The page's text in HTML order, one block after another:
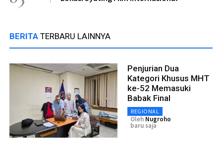
BERITA TERBARU LAINNYA
Penjurian Dua
Kategori Khusus MHT
ke-52 Memasuki
Babak Final
REGIONAL
Oleh Nugroho
baru saja